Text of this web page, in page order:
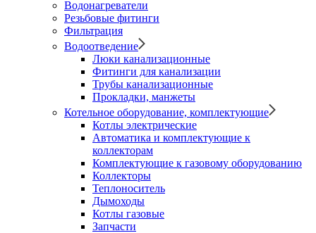
Водонагреватели
Резьбовые фитинги
Фильтрация
Водоотведение
Люки канализационные
Фитинги для канализации
Трубы канализационные
Прокладки, манжеты
Котельное оборудование, комплектующие
Котлы электрические
Автоматика и комплектующие к
коллекторам
Комплектующие к газовому оборудованию
Коллекторы
Теплоноситель
Дымоходы
Котлы газовые
Запчасти